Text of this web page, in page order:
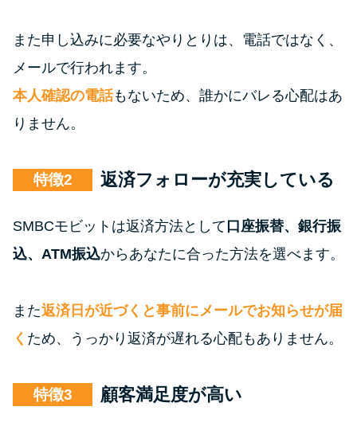
また申し込みに必要なやりとりは、電話ではなく、
メールで行われます。
本人確認の電話もないため、誰かにバレる心配はあ
りません。
特徴 返済フォローが充実している
SMBCモビットは返済方法として 口座振替、銀行振
込、ATM振込からあなたに合った方法を選べます。
また返済日が近づくと事前にメールでお知らせが届
く ため、うっかり返済が遅れる心配もありません。
特徴 顧客満足度が高い